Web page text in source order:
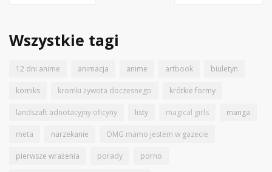
Wszystkie tagi
12 dni anime animacja anime artbook biuletyn
komiks kromki żywota doczesnego krótkie formy
landszaft adnotacyjny oficyny listy magical girls manga
meta narzekanie OMG mamo jestem w gazecie
pierwsze wrażenia porady porno